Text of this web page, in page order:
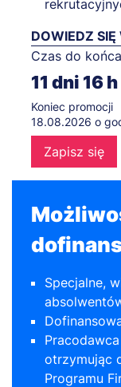
DOWIEDZ SIĘ
Czas do
11 dni 16h
Koniec promocji
18.08.2026 o
Zapisz się
Specjalne,
otrzymując
Programu